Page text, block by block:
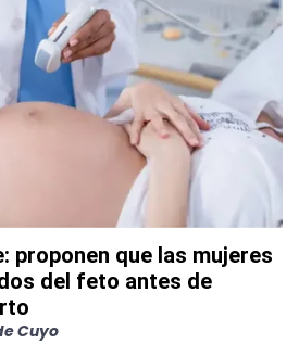
proponen que las mujeres
del feto antes de
Cuyo